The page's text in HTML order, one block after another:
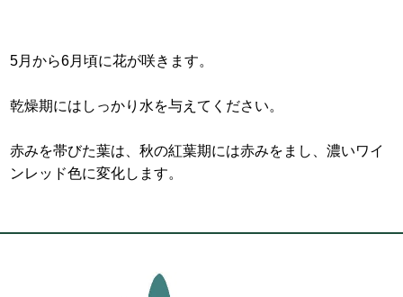
5月から6月頃に花が咲きます。
乾燥期にはしっかり水を与えてください。
赤みを帯びた葉は、秋の紅葉期には赤みをまし、濃いワイ
ンレッド色に変化します。